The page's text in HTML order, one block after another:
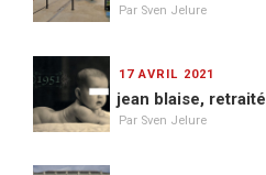
Par Sven Jelure
17 AVRIL 2021
jean blaise,
Par Sven Jelure